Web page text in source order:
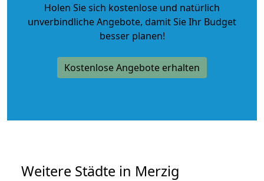
Holen Sie sich kostenlose und natürlich
unverbindliche Angebote, damit Sie Ihr Budget
besser planen!
Kostenlose Angebote erhalten
Weitere Städte in Merzig